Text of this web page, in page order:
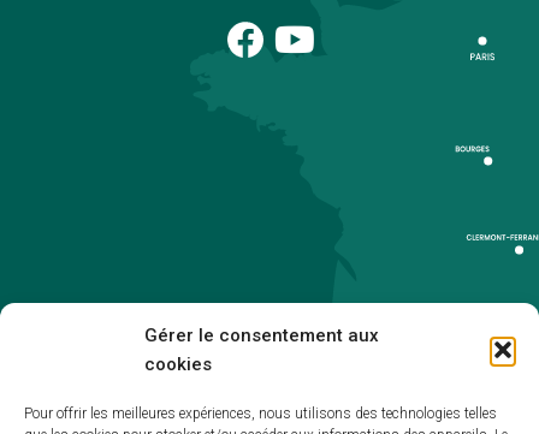
Gérer le consentement aux
cookies
Pour offrir les meilleures expériences, nous utilisons des technologies telles